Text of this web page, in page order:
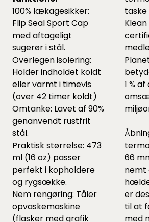
100% lækagesikker:
Flip Seal Sport Cap
med aftageligt
sugerør i stål.
Overlegen isolering:
Holder indholdet koldt
eller varmt i timevis
(over 42 timer koldt)
Omtanke: Lavet af 90%
genanvendt rustfrit
stål.
Praktisk størrelse: 473
ml (16 oz) passer
perfekt i kopholdere
og rygsække.
Nem rengøring: Tåler
opvaskemaskine
(flasker med grafik
1 %
66
nemt
er
til at
med